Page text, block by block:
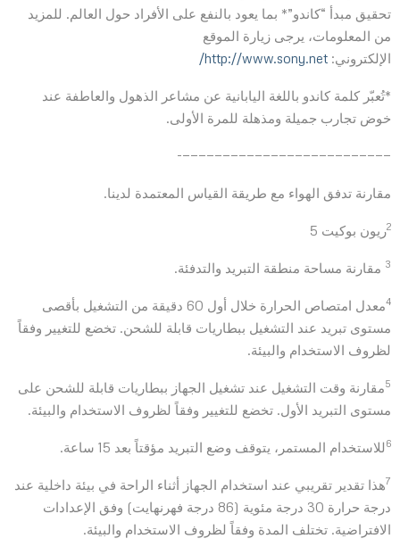
تحقيق مبدأ “كاندو”* بما يعود بالنفع على الأفراد حول العالم. للمزيد
من المعلومات، يرجى زيارة الموقع
الإلكتروني: http://www.sony.net/
*تُعبّر كلمة كاندو باللغة اليابانية عن مشاعر الذهول والعاطفة عند
خوض تجارب جميلة ومذهلة للمرة الأولى.
——————————————————————————-
مقارنة تدفق الهواء مع طريقة القياس المعتمدة لدينا.
2ريون بوكيت 5
3 مقارنة مساحة منطقة التبريد والتدفئة.
4
معدل امتصاص الحرارة خلال أول 60 دقيقة من التشغيل بأقصى
مستوى تبريد عند التشغيل ببطاريات قابلة للشحن. تخضع للتغيير وفقاً
لظروف الاستخدام والبيئة.
5مقارنة وقت التشغيل عند تشغيل الجهاز ببطاريات قابلة للشحن على
مستوى التبريد الأول. تخضع للتغيير وفقاً لظروف الاستخدام والبيئة.
6 للاستخدام المستمر، يتوقف وضع التبريد مؤقتاً بعد 15 ساعة.
7هذا تقدير تقريبي عند استخدام الجهاز أثناء الراحة في بيئة داخلية عند
درجة حرارة 30 درجة مئوية (86 درجة فهرنهايت) وفق الإعدادات
الافتراضية. تختلف المدة وفقاً لظروف الاستخدام والبيئة.